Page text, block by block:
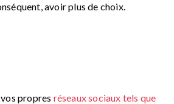
avoir plus de choix.
propres réseaux sociaux tels que